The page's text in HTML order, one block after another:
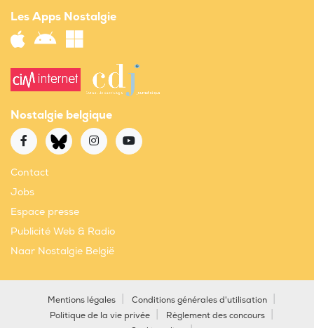
Les Apps Nostalgie
Nostalgie belgique
Contact
Jobs
Espace presse
Publicité Web & Radio
Naar Nostalgie België
Mentions légales
Conditions générales d'utilisation
Politique de la vie privée
Règlement des concours